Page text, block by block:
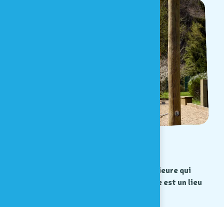
Adaptée à tous les âges, la plaine extérieure qui
prend place dans un méandre de l’Ourthe est un lieu